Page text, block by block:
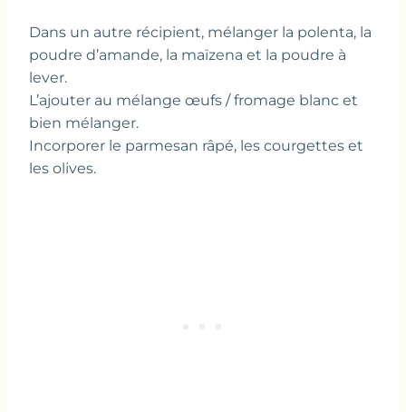
Dans un autre récipient, mélanger la polenta, la
poudre d’amande, la maïzena et la poudre à
lever.
L’ajouter au mélange œufs / fromage blanc et
bien mélanger.
Incorporer le parmesan râpé, les courgettes et
les olives.